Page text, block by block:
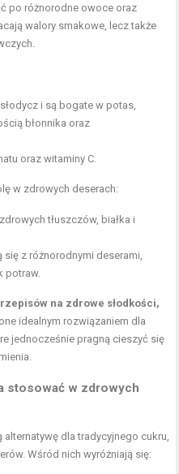
po różnorodne owoce oraz
walory smakowe, lecz także
i są bogate w potas,
błonnika oraz
oraz witaminy C.
w zdrowych deserach:
tłuszczów, białka i
z różnorodnymi deserami,
potraw.
na zdrowe słodkości,
idealnym rozwiązaniem dla
jednocześnie pragną cieszyć się
stosować w zdrowych
dla tradycyjnego cukru,
Wśród nich wyróżniają się: